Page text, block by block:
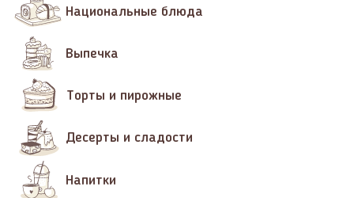
Национальные блюда
Выпечка
Торты и пирожные
Десерты и сладости
Напитки